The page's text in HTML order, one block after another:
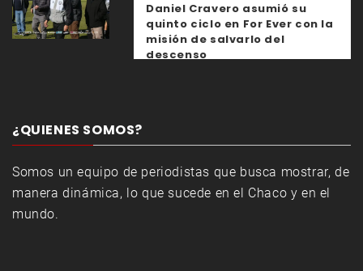
Daniel Cravero asumió su
quinto ciclo en For Ever con la
misión de salvarlo del
descenso
¿QUIENES SOMOS?
Somos un equipo de periodistas que busca mostrar, de
manera dinámica, lo que sucede en el Chaco y en el
mundo.